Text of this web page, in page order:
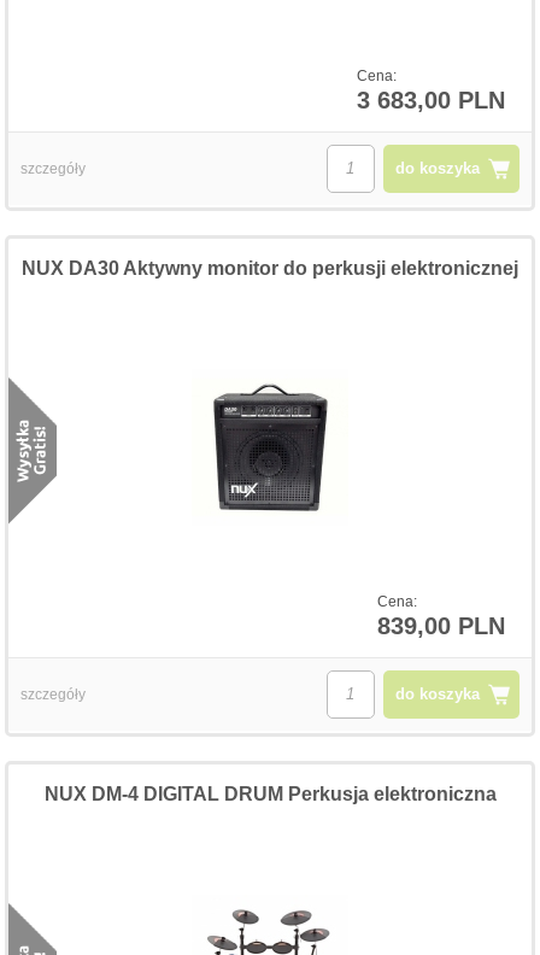
Cena:
3 683,00 PLN
do koszyka
szczegóły
Cena:
839,00 PLN
NUX DA30 Aktywny monitor do perkusji elektronicznej
do koszyka
szczegóły
NUX DM-4 DIGITAL DRUM Perkusja elektroniczna